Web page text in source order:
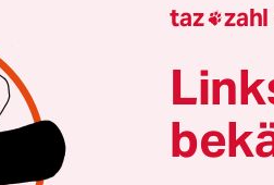
zu einer Gruppe
in folgender Variation
taz 